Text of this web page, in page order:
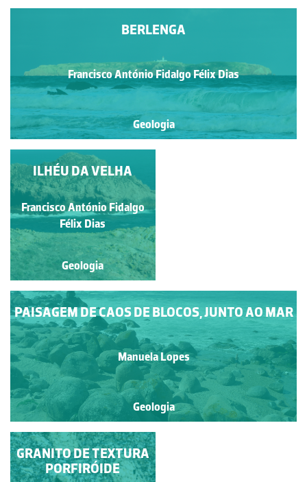
BERLENGA
Francisco António Fidalgo Félix Dias
Geologia
GRANITO
PORFIRÓIDE
Carlos Pereira
Geologia
PAISAGEM DE CAOS DE BLOCOS, JUNTO AO MAR
Manuela Lopes
Geologia
ILHÉU DA VELHA
Francisco António Fidalgo
Félix Dias
Geologia
GRANITO DA
BERLENGA
GRANITO DE TEXTURA
PORFIRÓIDE